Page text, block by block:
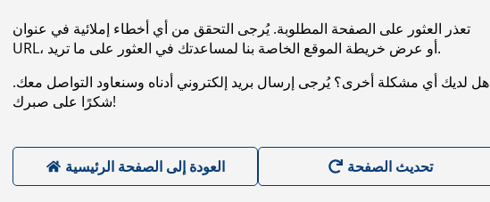
تعذر العثور على الصفحة المطلوبة. يُرجى التحقق من أي أخطاء إملائية في عنوان
URL، أو عرض خريطة الموقع الخاصة بنا لمساعدتك في العثور على ما تريد.
هل لديك أي مشكلة أخرى؟ يُرجى إرسال بريد إلكتروني أدناه وسنعاود التواصل معك.
شكرًا على صبرك!
العودة إلى الصفحة الرئيسية